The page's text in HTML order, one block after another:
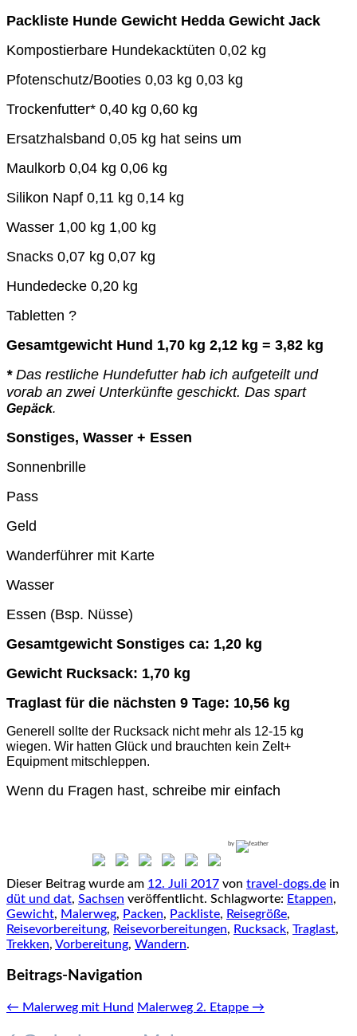
Packliste Hunde Gewicht Hedda Gewicht Jack
Kompostierbare Hundekacktüten 0,02 kg
Pfotenschutz/Booties 0,03 kg 0,03 kg
Trockenfutter* 0,40 kg 0,60 kg
Ersatzhalsband 0,05 kg hat seins um
Maulkorb 0,04 kg 0,06 kg
Silikon Napf 0,11 kg 0,14 kg
Wasser 1,00 kg 1,00 kg
Snacks 0,07 kg 0,07 kg
Hundedecke 0,20 kg
Tabletten ?
Gesamtgewicht Hund 1,70 kg 2,12 kg = 3,82 kg
* Das restliche Hundefutter hab ich aufgeteilt und
vorab an zwei Unterkünfte geschickt. Das spart
Gepäck.
Sonstiges, Wasser + Essen
Sonnenbrille
Pass
Geld
Wanderführer mit Karte
Wasser
Essen (Bsp. Nüsse)
Gesamtgewicht Sonstiges ca: 1,20 kg
Gewicht Rucksack: 1,70 kg
Traglast für die nächsten 9 Tage: 10,56 kg
Generell sollte der Rucksack nicht mehr als 12-15 kg
wiegen. Wir hatten Glück und brauchten kein Zelt+
Equipment mitschleppen.
Wenn du Fragen hast, schreibe mir einfach
by
Dieser Beitrag wurde am 12. Juli 2017 von travel-dogs.de in
düt und dat, Sachsen veröffentlicht. Schlagworte: Etappen,
Gewicht, Malerweg, Packen, Packliste, Reisegröße,
Reisevorbereitung, Reisevorbereitungen, Rucksack, Traglast,
Trekken, Vorbereitung, Wandern.
Beitrags-Navigation
← Malerweg mit Hund Malerweg 2. Etappe →